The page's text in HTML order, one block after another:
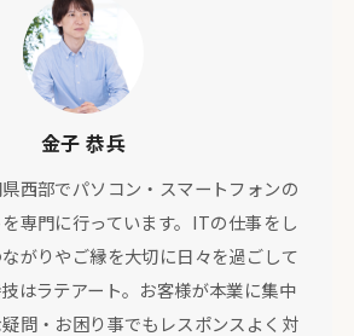
金子 恭兵
西部でパソコン・スマートフォンの
専門に行っています。ITの仕事をし
がりやご縁を大切に日々を過ごして
はラテアート。お客様が本業に集中
問・お困り事でもレスポンスよく対